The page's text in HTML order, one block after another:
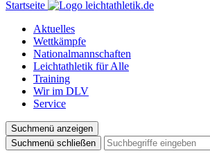
Startseite
Aktuelles
Wettkämpfe
Nationalmannschaften
Leichtathletik für Alle
Training
Wir im DLV
Service
Suchmenü anzeigen
Suchmenü schließen